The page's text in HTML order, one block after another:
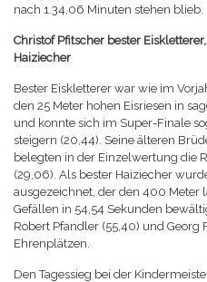
nach 1.34,06 Minuten stehen blieb.
Christof Pfitscher bester
Haiziecher
Bester Eiskletterer war wie im
den 25 Meter hohen Eisriesen in
und konnte sich im Super-Finale
steigern (20,44). Seine älteren
belegten in der Einzelwertung die
(29,06). Als bester Haiziecher
ausgezeichnet, der den 400 Meter
Gefällen in 54,54 Sekunden
Robert Pfandler (55,40) und Georg
Ehrenplätzen.
Den Tagessieg bei der